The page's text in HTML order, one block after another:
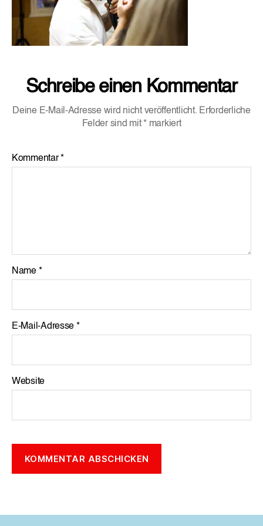
Schreibe einen Kommentar
Deine E-Mail-Adresse wird nicht veröffentlicht. Erforderliche
Felder sind mit * markiert
Kommentar*
Name *
E-Mail-Adresse *
Website